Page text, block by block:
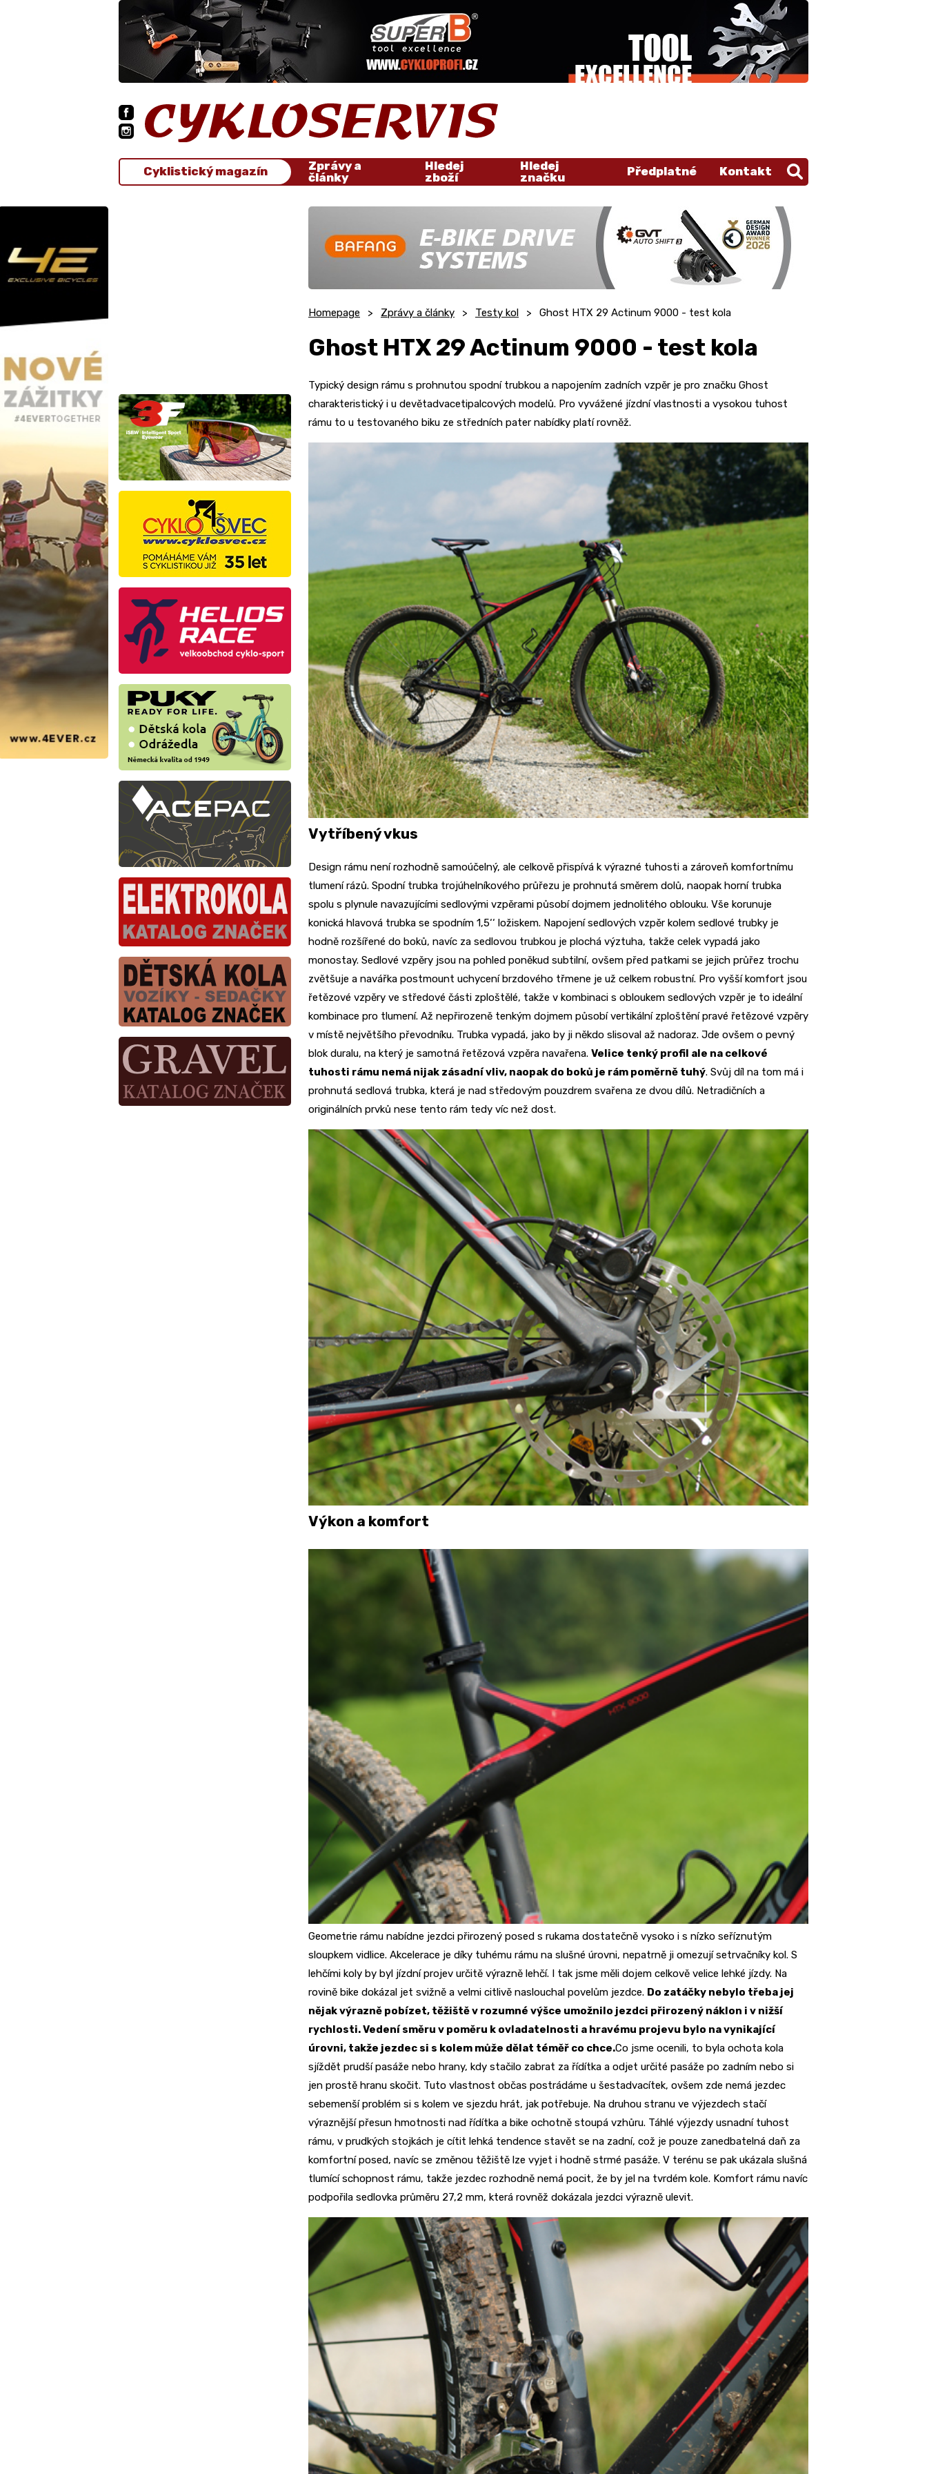
Cyklistický magazín
Zprávy a
články
Hledej
zboží
Hledej
značku
Předplatné Kontakt
Homepage Zprávy a články Testy kol Ghost HTX 29 Actinum 9000 - test kola
Ghost HTX 29 Actinum 9000 - test kola
Typický design rámu s prohnutou spodní trubkou a napojením zadních vzpěr je pro značku Ghost
charakteristický i u devětadvacetipalcových modelů. Pro vyvážené jízdní vlastnosti a vysokou tuhost
rámu to u testovaného biku ze středních pater nabídky platí rovněž.
Vytříbený vkus
Design rámu není rozhodně samoúčelný, ale celkově přispívá k výrazné tuhosti a zároveň komfortnímu
tlumení rázů. Spodní trubka trojúhelníkového průřezu je prohnutá směrem dolů, naopak horní trubka
spolu s plynule navazujícími sedlovými vzpěrami působí dojmem jednolitého oblouku. Vše korunuje
konická hlavová trubka se spodním 1,5‘‘ ložiskem. Napojení sedlových vzpěr kolem sedlové trubky je
hodně rozšířené do boků, navíc za sedlovou trubkou je plochá výztuha, takže celek vypadá jako
monostay. Sedlové vzpěry jsou na pohled poněkud subtilní, ovšem před patkami se jejich průřez trochu
zvětšuje a navářka postmount uchycení brzdového třmene je už celkem robustní. Pro vyšší komfort jsou
řetězové vzpěry ve středové části zploštělé, takže v kombinaci s obloukem sedlových vzpěr je to ideální
kombinace pro tlumení. Až nepřirozeně tenkým dojmem působí vertikální zploštění pravé řetězové vzpěry
v místě největšího převodníku. Trubka vypadá, jako by ji někdo slisoval až nadoraz. Jde ovšem o pevný
blok duralu, na který je samotná řetězová vzpěra navařena. Velice tenký profil ale na celkové
tuhosti rámu nemá nijak zásadní vliv, naopak do boků je rám poměrně tuhý. Svůj díl na tom má i
prohnutá sedlová trubka, která je nad středovým pouzdrem svařena ze dvou dílů. Netradičních a
originálních prvků nese tento rám tedy víc než dost.
Výkon a komfort
Geometrie rámu nabídne jezdci přirozený posed s rukama dostatečně vysoko i s nízko seříznutým
sloupkem vidlice. Akcelerace je díky tuhému rámu na slušné úrovni, nepatrně ji omezují setrvačníky kol. S
lehčími koly by byl jízdní projev určitě výrazně lehčí. I tak jsme měli dojem celkově velice lehké jízdy. Na
rovině bike dokázal jet svižně a velmi citlivě naslouchal povelům jezdce. Do zatáčky nebylo třeba jej
nějak výrazně pobízet, těžiště v rozumné výšce umožnilo jezdci přirozený náklon i v nižší
rychlosti. Vedení směru v poměru k ovladatelnosti a hravému projevu bylo na vynikající
úrovni, takže jezdec si s kolem může dělat téměř co chce.Co jsme ocenili, to byla ochota kola
sjíždět prudší pasáže nebo hrany, kdy stačilo zabrat za řídítka a odjet určité pasáže po zadním nebo si
jen prostě hranu skočit. Tuto vlastnost občas postrádáme u šestadvacítek, ovšem zde nemá jezdec
sebemenší problém si s kolem ve sjezdu hrát, jak potřebuje. Na druhou stranu ve výjezdech stačí
výraznější přesun hmotnosti nad řídítka a bike ochotně stoupá vzhůru. Táhlé výjezdy usnadní tuhost
rámu, v prudkých stojkách je cítit lehká tendence stavět se na zadní, což je pouze zanedbatelná daň za
komfortní posed, navíc se změnou těžiště lze vyjet i hodně strmé pasáže. V terénu se pak ukázala slušná
tlumící schopnost rámu, takže jezdec rozhodně nemá pocit, že by jel na tvrdém kole. Komfort rámu navíc
podpořila sedlovka průměru 27,2 mm, která rovněž dokázala jezdci výrazně ulevit.